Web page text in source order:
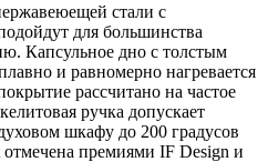
стали с
для большинства
Капсульное дно с толстым
и равномерно нагревается
рассчитано на частое
ручка допускает
шкафу до 200 градусов
премиями IF Design и